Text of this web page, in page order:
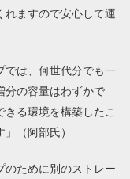
れますので安心して運
では、何世代分でも一
分の容量はわずかで
る環境を構築したこ
（阿部氏）
のために別のストレー